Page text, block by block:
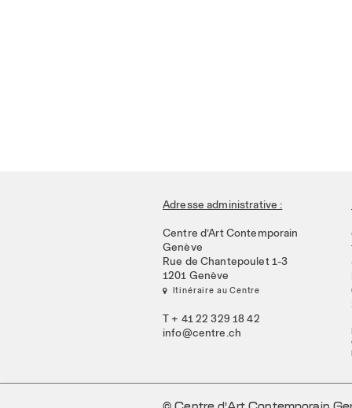
Adresse administrative :
Centre d’Art Contemporain
Genève
Rue de Chantepoulet 1-3
1201 Genève
 Itinéraire au Centre
T + 41 22 329 18 42
info@centre.ch